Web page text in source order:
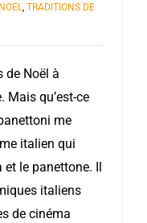
NOEL, TRADITIONS DE
de Noël à
Mais qu’est-ce
me
italien qui
le panettone. Il
italiens
de cinéma